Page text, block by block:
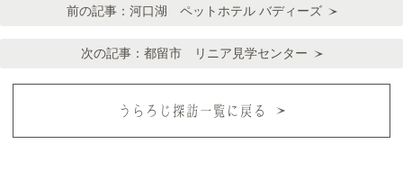
前の記事： 河口湖 ペットホテル バディーズ
次の記事： 都留市 リニア見学センター
うらろじ探訪一覧に戻る